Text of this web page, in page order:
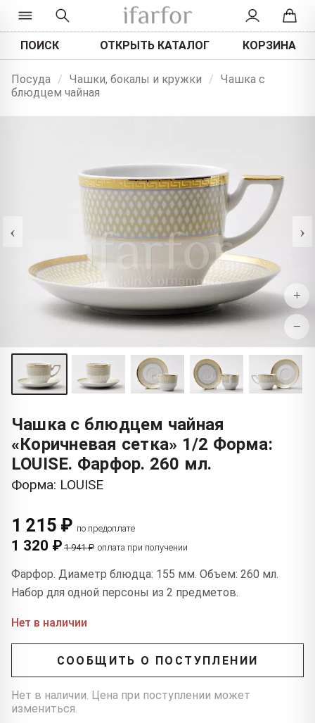
ПОИСК ОТКРЫТЬ КАТАЛОГ КОРЗИНА
Посуда / Чашки, бокалы и кружки / Чашка с
блюдцем чайная
‹ ›
+
−
Чашка с блюдцем чайная
«Коричневая сетка» 1/2 Форма:
LOUISE. Фарфор. 260 мл.
Форма: LOUISE
1 215 ₽ по предоплате
1 320 ₽ 1 941 ₽ оплата при получении
Фарфор. Диаметр блюдца: 155 мм. Объем: 260 мл.
Набор для одной персоны из 2 предметов.
Нет в наличии
СООБЩИТЬ О ПОСТУПЛЕНИИ
Нет в наличии. Цена при поступлении может
измениться.